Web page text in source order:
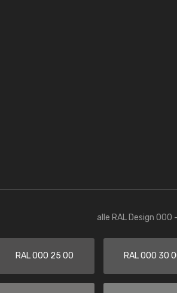
alle RAL Design 000
RAL 000 25 00 RAL 000 30